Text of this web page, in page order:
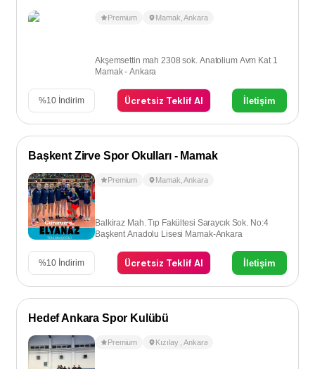
Premium Mamak ,Ankara
Akşemsettin mah 2308 sok. Anatolium Avm Kat 1
Mamak - Ankara
%10 İndirim Ücretsiz Teklif Al İletişim
Başkent Zirve Spor Okulları - Mamak
Premium Mamak ,Ankara
Balkiraz Mah. Tıp Fakültesi Saraycık Sok. No:4
Başkent Anadolu Lisesi Mamak-Ankara
%10 İndirim Ücretsiz Teklif Al İletişim
Hedef Ankara Spor Kulübü
Premium Kızılay ,Ankara